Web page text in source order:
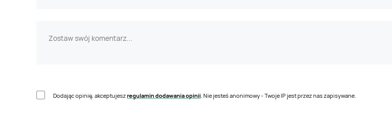
Dodając opinię, akceptujeszregulamin dodawania opinii . Nie jesteś anonimowy - Twoje IP jest przez nas zapisywane.